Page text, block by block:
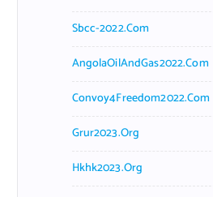
Sbcc-2022.com
AngolaOilAndGas2022.com
Convoy4Freedom2022.com
Grur2023.org
Hkhk2023.org